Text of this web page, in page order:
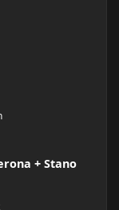
+ Stano